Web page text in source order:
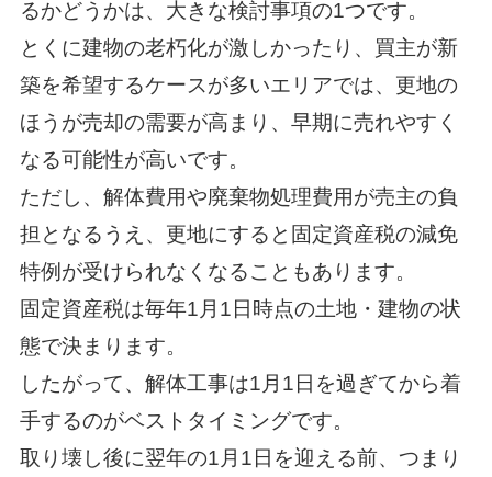
るかどうかは、大きな検討事項の1つです。
とくに建物の老朽化が激しかったり、買主が新
築を希望するケースが多いエリアでは、更地の
ほうが売却の需要が高まり、早期に売れやすく
なる可能性が高いです。
ただし、解体費用や廃棄物処理費用が売主の負
担となるうえ、更地にすると固定資産税の減免
特例が受けられなくなることもあります。
固定資産税は毎年1月1日時点の土地・建物の状
態で決まります。
したがって、解体工事は1月1日を過ぎてから着
手するのがベストタイミングです。
取り壊し後に翌年の1月1日を迎える前、つまり